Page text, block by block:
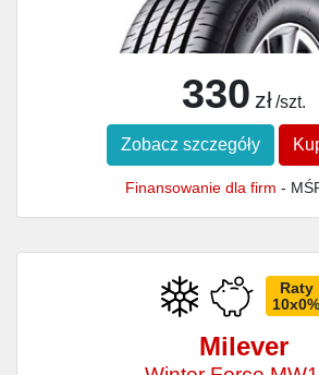
330 zł /szt.
Zobacz szczegóły
Finansowanie dla firm -
Raty
10x0%
Milever